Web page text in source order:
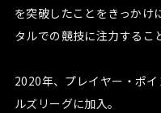
を突破したことをきっかけ
タルでの競技に注力するこ
2020年、プレイヤー・ポ
ルズリーグに加入。